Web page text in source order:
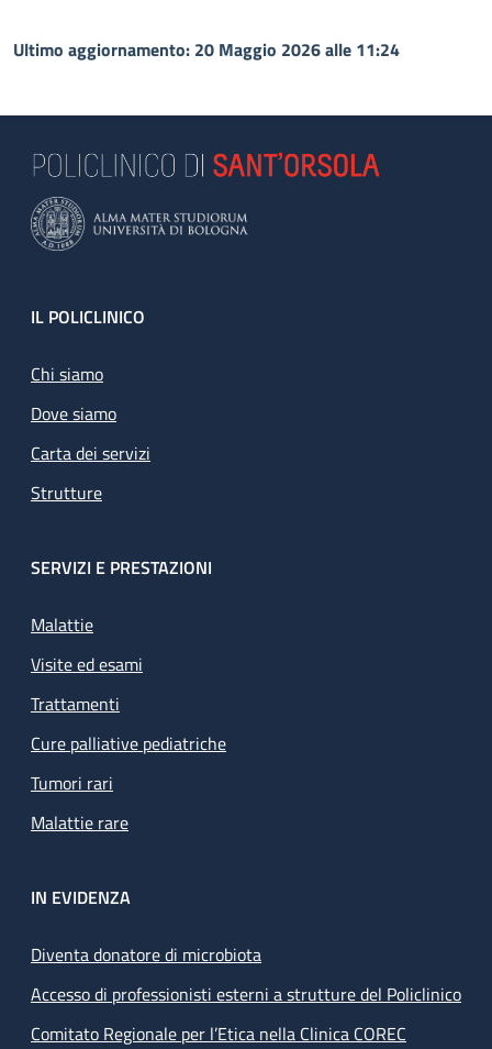
Ultimo aggiornamento: 20 Maggio 2026 alle 11:24
Footer
IL POLICLINICO
Chi siamo
Dove siamo
Carta dei servizi
Strutture
SERVIZI E PRESTAZIONI
Malattie
Visite ed esami
Trattamenti
Cure palliative pediatriche
Tumori rari
Malattie rare
IN EVIDENZA
Diventa donatore di microbiota
Accesso di professionisti esterni a strutture del Policlinico
Comitato Regionale per l’Etica nella Clinica COREC